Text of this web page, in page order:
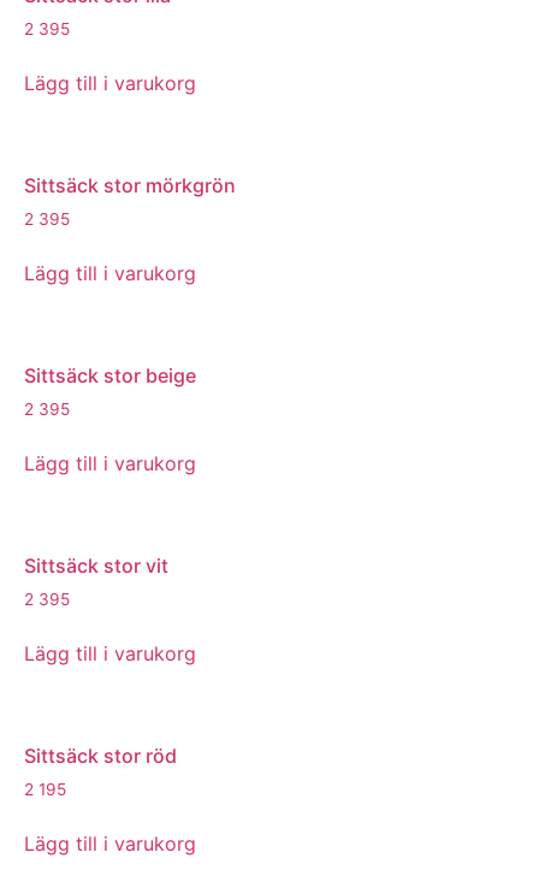
2 395
Lägg till i varukorg
Sittsäck stor mörkgrön
2 395
Lägg till i varukorg
Sittsäck stor beige
2 395
Lägg till i varukorg
Sittsäck stor vit
2 395
Lägg till i varukorg
Sittsäck stor röd
2 195
Lägg till i varukorg